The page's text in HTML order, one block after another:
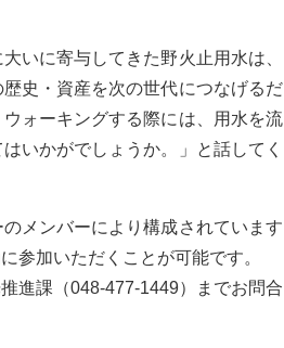
いに寄与してきた野火止用水は、
史・資産を次の世代につなげるだ
ォーキングする際には、用水を流
いかがでしょうか。」と話してく
メンバーにより構成されています
参加いただくことが可能です。
進課（048-477-1449）までお問合